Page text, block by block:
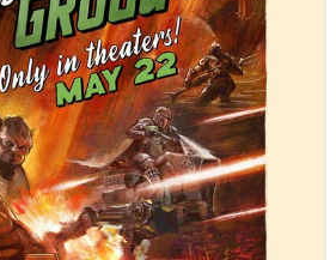
Als 2× WDW-Cast-Member: Deutschlands einzige
Anlaufstelle für das CRP.
CRP-Guide entdecken ➔
🎟️ Tickets & Reise
🏰 DLP Ticket & Hotel Pauschalen*